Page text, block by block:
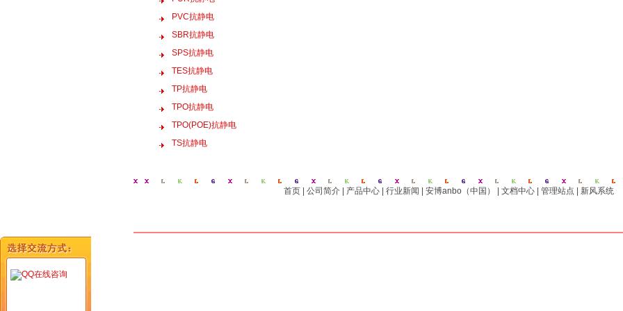
PVC抗静电
SBR抗静电
SPS抗静电
TES抗静电
TP抗静电
TPO抗静电
TPO(POE)抗静电
TS抗静电
首页 公司简介 产品中心 行业新闻 安博anbo（中国） 文档中心 管理站点 新风系统
在线咨询